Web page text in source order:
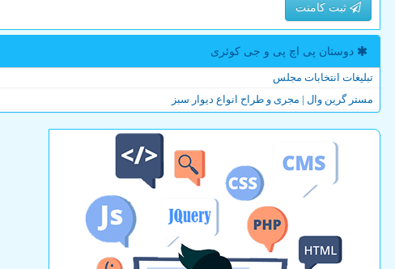
ثبت کامنت
دوستان پی اچ پی و جی كوئری
تبلیغات انتخابات مجلس
مستر گرین وال | مجری و طراح انواع دیوار سبز